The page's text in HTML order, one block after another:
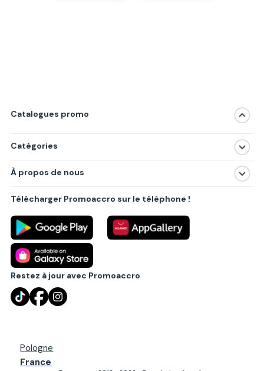
Catalogues promo
Catégories
Produits
Villes principales
À propos de nous
Politique de confidentialité
Règlements
Partenariat B2B
Blog
Contact
Télécharger Promoaccro sur le téléphone !
Restez à jour avec Promoaccro
Pologne
France